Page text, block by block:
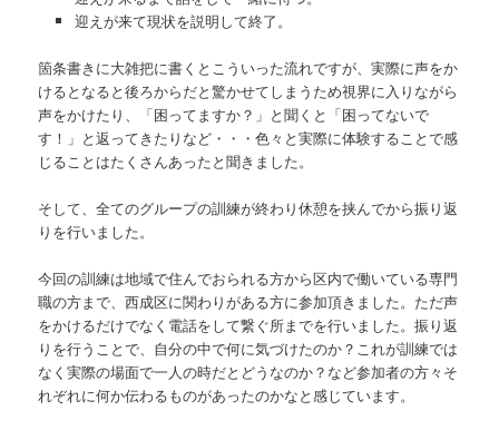
迎えが来て現状を説明して終了。
箇条書きに大雑把に書くとこういった流れですが、実際に声をか
けるとなると後ろからだと驚かせてしまうため視界に入りながら
声をかけたり、「困ってますか？」と聞くと「困ってないで
す！」と返ってきたりなど・・・色々と実際に体験することで感
じることはたくさんあったと聞きました。
そして、全てのグループの訓練が終わり休憩を挟んでから振り返
りを行いました。
今回の訓練は地域で住んでおられる方から区内で働いている専門
職の方まで、西成区に関わりがある方に参加頂きました。ただ声
をかけるだけでなく電話をして繋ぐ所までを行いました。振り返
りを行うことで、自分の中で何に気づけたのか？これが訓練では
なく実際の場面で一人の時だとどうなのか？など参加者の方々そ
れぞれに何か伝わるものがあったのかなと感じています。